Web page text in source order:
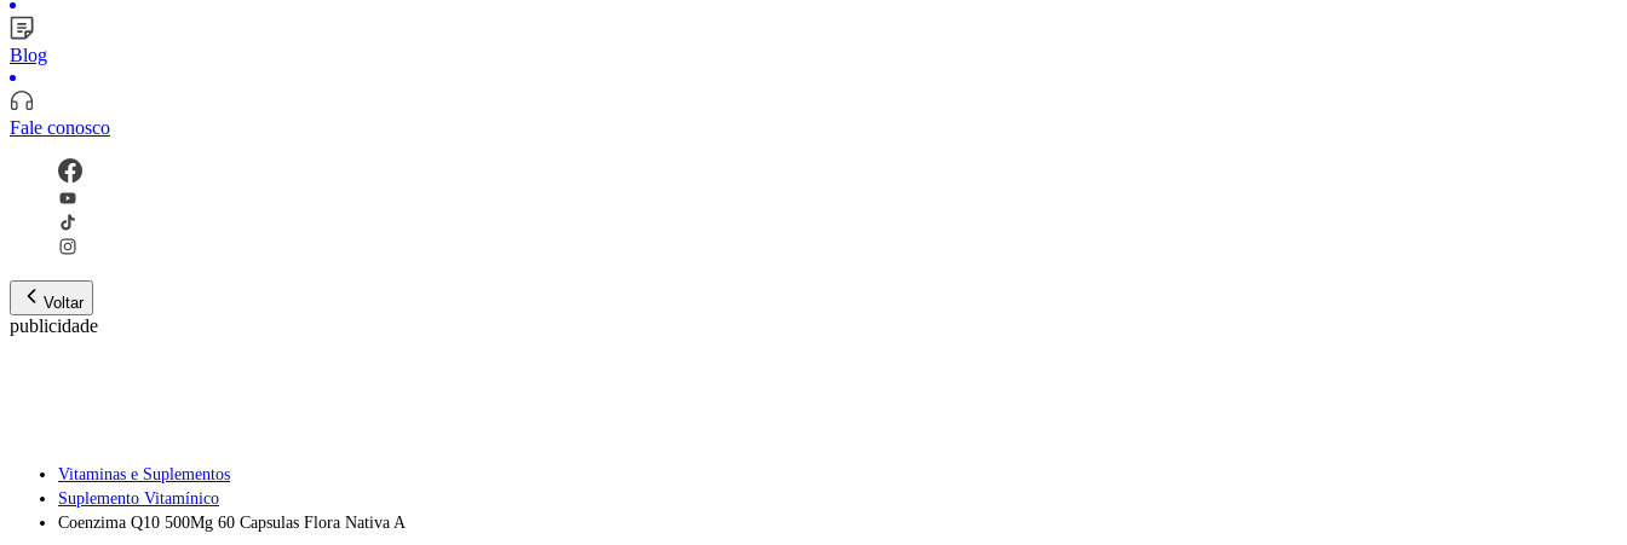
Blog
Fale conosco
Voltar
publicidade
Vitaminas e Suplementos
Suplemento Vitamínico
Coenzima Q10 500Mg 60 Capsulas Flora Nativa A